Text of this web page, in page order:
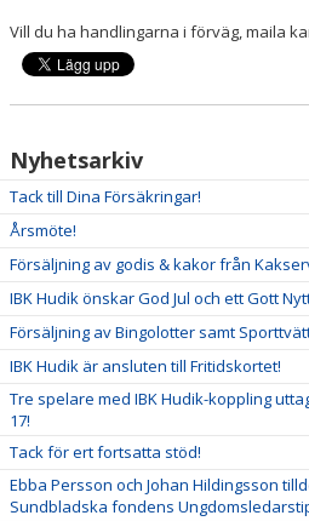
BILJETTINFORMATION
BILDER
IBIS INLOGGNING
HALLBOKNING
SPONSORER
Vill du ha handlingarna i förväg, maila
Nyhetsarkiv
Tack till Dina Försäkringar!
Årsmöte!
Försäljning av godis & kakor från
IBK Hudik önskar God Jul och ett Gott
Försäljning av Bingolotter samt
IBK Hudik är ansluten till Fritidskortet!
Tre spelare med IBK Hudik-koppling
17!
Tack för ert fortsatta stöd!
Ebba Persson och Johan Hildingsson
Sundbladska fondens